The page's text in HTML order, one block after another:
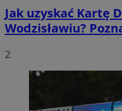
Jak uzyskać Kartę
Wodzisławiu?
2